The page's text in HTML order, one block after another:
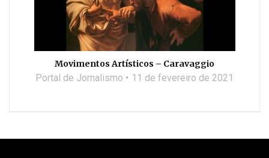
Movimentos Artísticos – Caravaggio
Portal de Jornalismo 11 de fevereiro de 2021